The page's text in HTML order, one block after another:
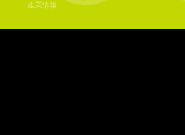
產業情報